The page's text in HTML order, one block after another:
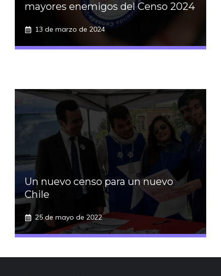
mayores enemigos del Censo 2024
13 de marzo de 2024
Un nuevo censo para un nuevo
Chile
25 de mayo de 2022